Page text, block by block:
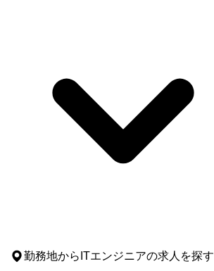
勤務地からITエンジニアの求人を探す